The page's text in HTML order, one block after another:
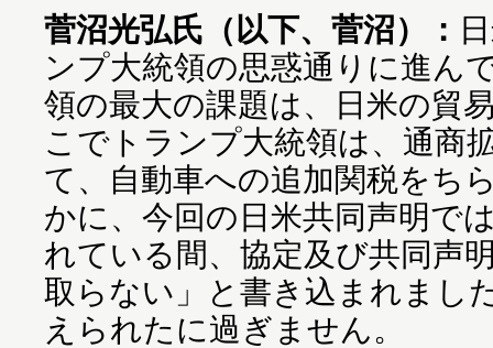
菅沼光弘氏（以下、菅沼）：
ンプ大統領の思惑通りに進ん
領の最大の課題は、日米の貿
こでトランプ大統領は、通商
て、自動車への追加関税をち
かに、今回の日米共同声明で
れている間、協定及び共同声
取らない」と書き込まれまし
えられたに過ぎません。